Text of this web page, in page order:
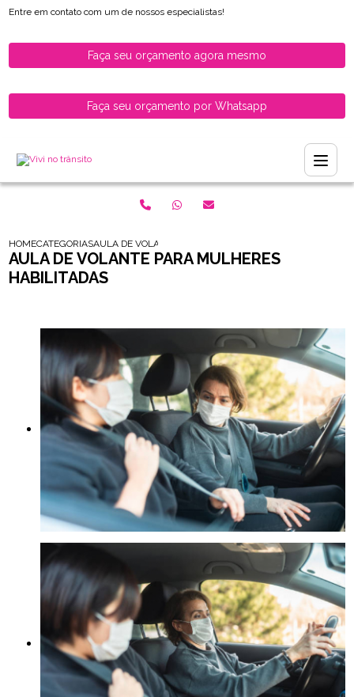
Entre em contato com um de nossos especialistas!
Faça seu orçamento agora mesmo
Faça seu orçamento por Whatsapp
HOMECATEGORIASAULA DE VOLANTE PARA MULHERES HABILITADAS
AULA DE VOLANTE PARA MULHERES
HABILITADAS